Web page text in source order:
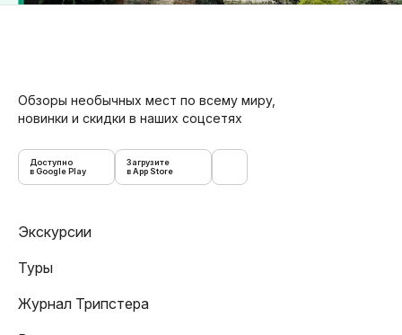
Обзоры необычных мест по всему миру,
новинки и скидки в наших соцсетях
Доступно
в Google Play
Загрузите
в App Store
Экскурсии
Туры
Журнал Трипстера